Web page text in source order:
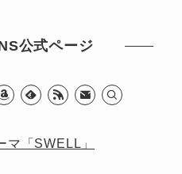
公式ページ
「SWELL」